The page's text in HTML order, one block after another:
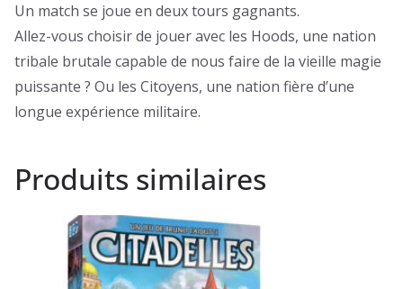
Un match se joue en deux tours gagnants.
Allez-vous choisir de jouer avec les Hoods, une nation
tribale brutale capable de nous faire de la vieille magie
puissante ? Ou les Citoyens, une nation fière d’une
longue expérience militaire.
Produits similaires